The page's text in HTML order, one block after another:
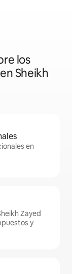
los
Sheikh
en
Zayed
y